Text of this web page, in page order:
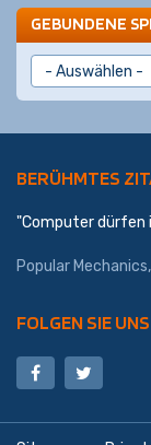
GEBUNDENE
BERÜHMTES
"Computer dürfen
Popular
FOLGEN SIE UNS